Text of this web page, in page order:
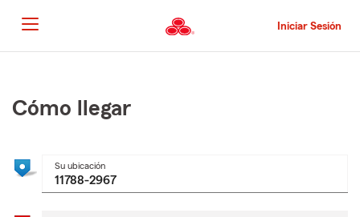
al
contenido
principal
Iniciar Sesión
principal
Cómo llegar
Su ubicación